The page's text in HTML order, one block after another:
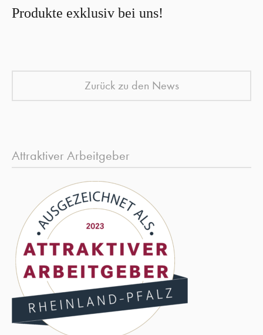
Produkte exklusiv bei uns!
Zurück zu den News
Attraktiver Arbeitgeber